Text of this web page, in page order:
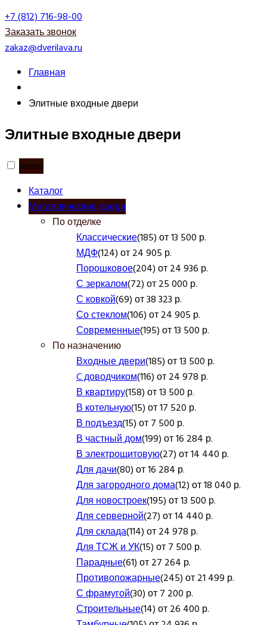
+7 (812) 716-98-00
Заказать звонок
zakaz@dverilava.ru
Главная
Элитные входные двери
Элитные входные двери
меню
Каталог
Металлические двери
По отделке
Классические(185) от 13 500 р.
МДФ(124) от 24 905 р.
Порошковое(204) от 24 936 р.
С зеркалом(72) от 25 000 р.
С ковкой(69) от 38 323 р.
Со стеклом(106) от 24 905 р.
Современные(195) от 13 500 р.
По назначению
Входные двери(185) от 13 500 р.
C доводчиком(116) от 24 978 р.
В квартиру(158) от 13 500 р.
В котельную(15) от 17 520 р.
В подъезд(15) от 7 500 р.
В частный дом(199) от 16 284 р.
В электрощитовую(27) от 14 440 р.
Для дачи(80) от 16 284 р.
Для загородного дома(12) от 18 040 р.
Для новостроек(195) от 13 500 р.
Для серверной(27) от 14 440 р.
Для склада(114) от 24 978 р.
Для ТСЖ и УК(15) от 7 500 р.
Парадные(61) от 27 264 р.
Противопожарные(245) от 21 499 р.
С фрамугой(30) от 7 200 р.
Строительные(14) от 26 400 р.